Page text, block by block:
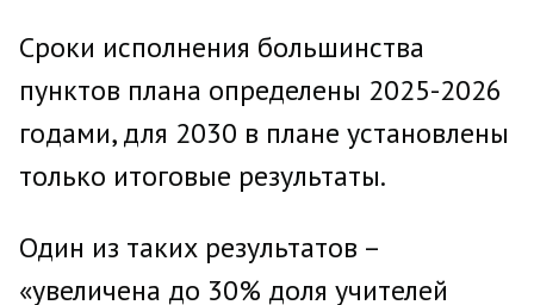
Сроки исполнения большинства
пунктов плана определены 2025-2026
годами, для 2030 в плане установлены
только итоговые результаты.
Один из таких результатов –
«увеличена до 30% доля учителей